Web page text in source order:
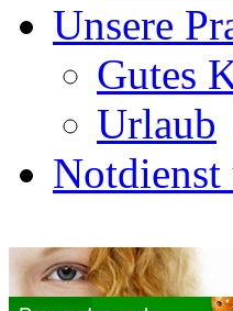
Unsere
Gutes
Urlaub